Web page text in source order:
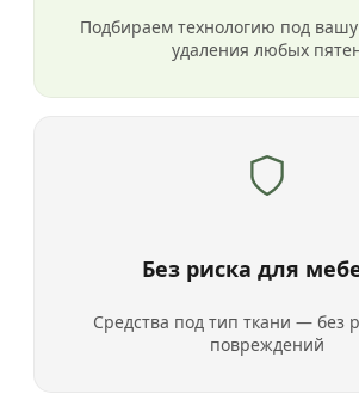
Подбираем технологию под
удаления любых
Без риска для
Средства под тип ткани — без
повреждений